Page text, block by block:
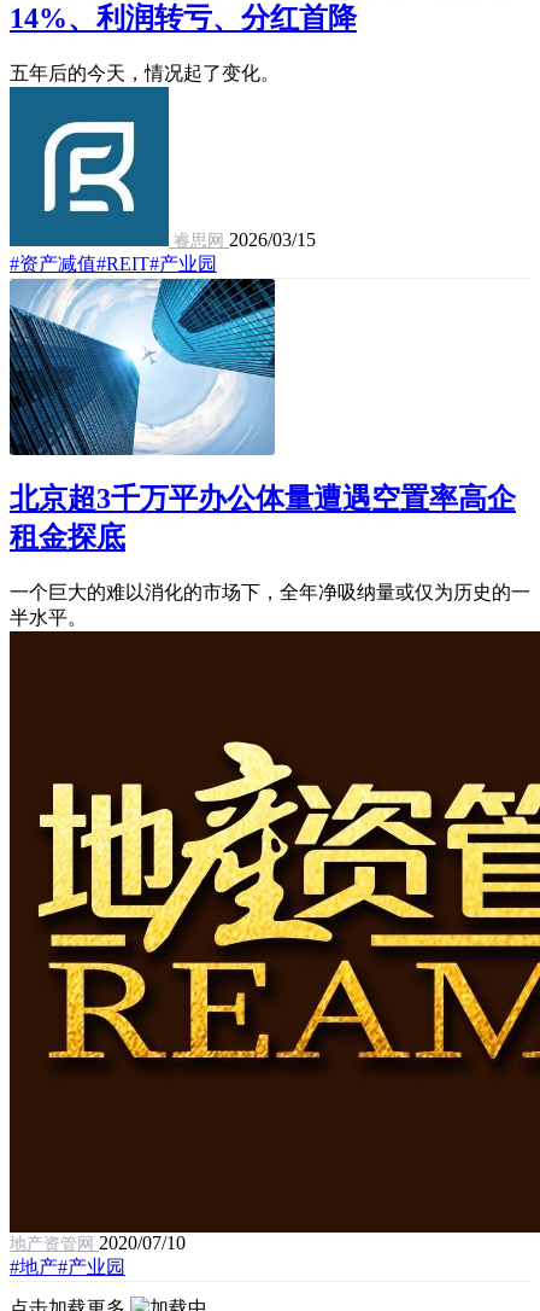
14%、利润转亏、分红首降
五年后的今天，情况起了变化。
睿思网 2026/03/15
#资产减值#REIT#产业园
北京超3千万平办公体量遭遇空置率高企
租金探底
一个巨大的难以消化的市场下，全年净吸纳量或仅为历史的一
半水平。
地产资管网 2020/07/10
#地产#产业园